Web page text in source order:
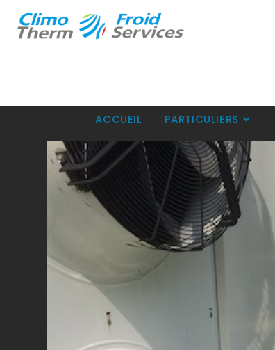
ACCUEIL PARTICULIERS